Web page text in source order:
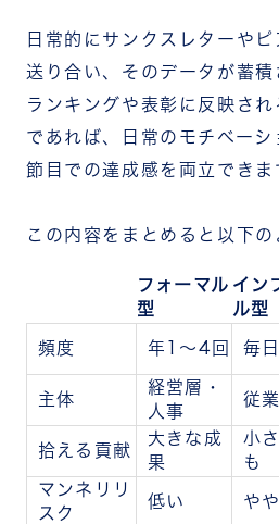
日常的にサンクスレターや
送り合い、そのデータが蓄
ランキングや表彰に反映さ
であれば、日常のモチベー
節目での達成感を両立できま
この内容をまとめると以下の
フォーマル
型
イン
ル型
頻度 年1〜4回 毎
主体
経営層・
人事
従
拾える貢献
大きな成
果
小
も
マンネリリ
スク
低い や